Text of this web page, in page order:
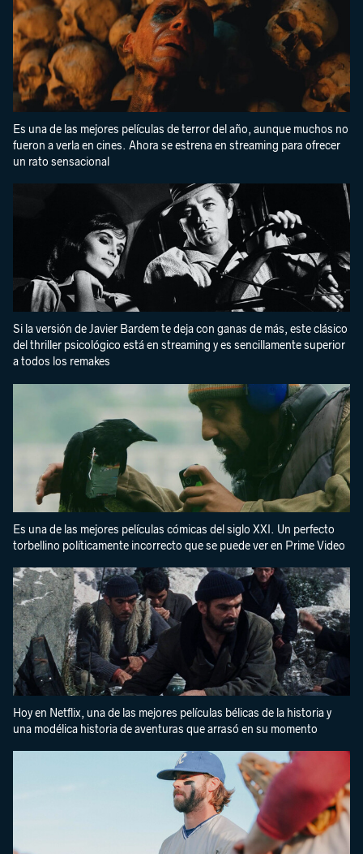
Es una de las mejores películas de terror del año, aunque muchos no
fueron a verla en cines. Ahora se estrena en streaming para ofrecer
un rato sensacional
Si la versión de Javier Bardem te deja con ganas de más, este clásico
del thriller psicológico está en streaming y es sencillamente superior
a todos los remakes
Es una de las mejores películas cómicas del siglo XXI. Un perfecto
torbellino políticamente incorrecto que se puede ver en Prime Video
Hoy en Netflix, una de las mejores películas bélicas de la historia y
una modélica historia de aventuras que arrasó en su momento